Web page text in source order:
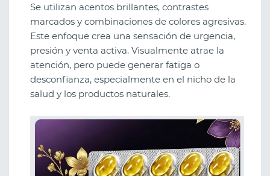
Se utilizan acentos brillantes, contrastes
marcados y combinaciones de colores agresivas.
Este enfoque crea una sensación de urgencia,
presión y venta activa. Visualmente atrae la
atención, pero puede generar fatiga o
desconfianza, especialmente en el nicho de la
salud y los productos naturales.